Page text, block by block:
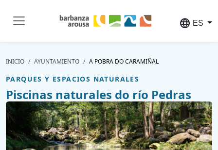
language ES
INICIO AYUNTAMIENTO A POBRA DO CARAMIÑAL
PARQUES Y ESPACIOS NATURALES
Piscinas naturales do río Pedras